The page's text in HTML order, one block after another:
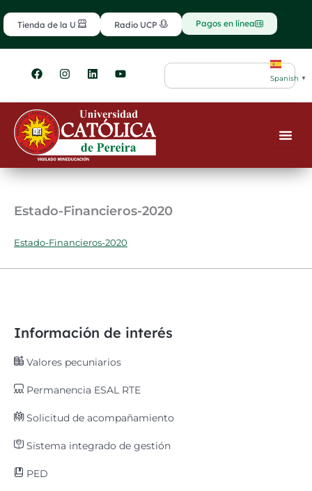
al
contenido
Tienda de la U Radio UCP Pagos en línea
F
a
e
b
o
o
k
I
n
t
g
r
m
L
i
k
e
d
i
n
Y
o
t
u
b
e
Search
Spanish ▼
Estado-Financieros-2020
Estado-Financieros-2020
Información de interés
Valores pecuniarios
Permanencia ESAL RTE
Solicitud de acompañamiento
Sistema integrado de gestión
PED